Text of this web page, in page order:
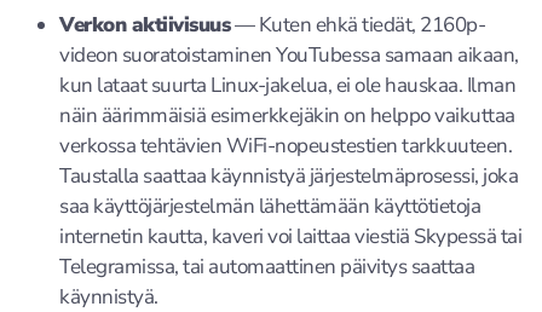
Verkon aktiivisuus— Kuten ehkä tiedät, 2160p-
videon suoratoistaminen YouTubessa samaan aikaan,
kun lataat suurta Linux-jakelua, ei ole hauskaa. Ilman
näin äärimmäisiä esimerkkejäkin on helppo vaikuttaa
verkossa tehtävien WiFi-nopeustestien tarkkuuteen.
Taustalla saattaa käynnistyä järjestelmäprosessi, joka
saa käyttöjärjestelmän lähettämään käyttötietoja
internetin kautta, kaveri voi laittaa viestiä Skypessä tai
Telegramissa, tai automaattinen päivitys saattaa
käynnistyä.